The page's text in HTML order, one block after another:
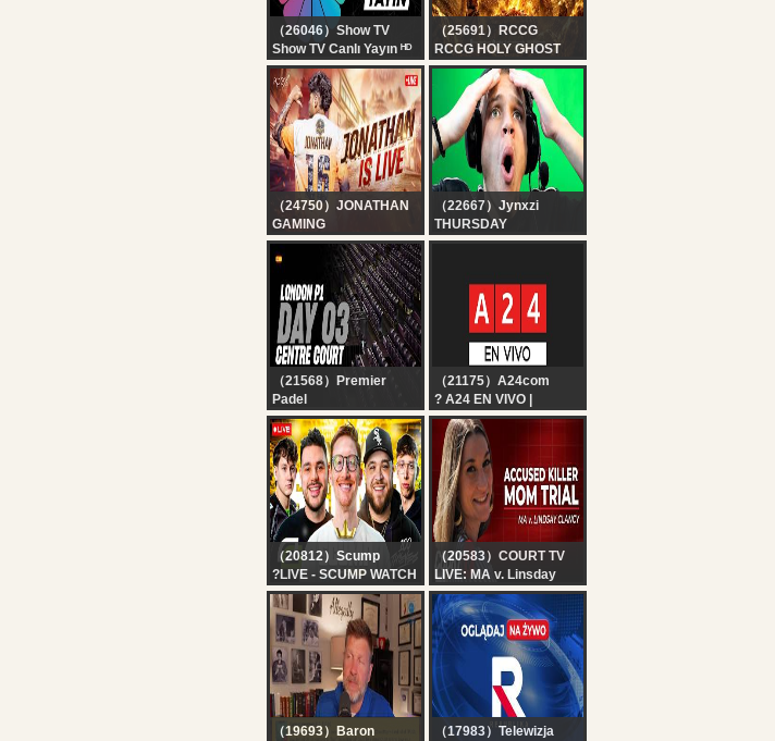
（26046）Show TV
Show TV Canlı Yayın ᴴᴰ
（25691）RCCG
RCCG HOLY GHOST
CONVENTION 2026 -
DAY 4 EVENING
（24750）JONATHAN
GAMING
ELIMINATOR OR WHAT
| JONATHAN IS BACK!!
| BGMI!
（22667）Jynxzi
THURSDAY
（21568）Premier
Padel
London Premier Padel
P1 ???: Pista
Central(??)
（21175）A24com
? A24 EN VIVO |
Noticias de Argentina y
el mundo las 24 horas
（20812）Scump
?LIVE - SCUMP WATCH
PARTY!! OpTic
GAMING vs 100
THIEVES | ESPORTS
WORLD CUP DAY 2
（20583）COURT TV
LIVE: MA v. Linsday
Clancy - Day 8 |
Accused Killer Mom
Trial
（19693）Baron
（17983）Telewizja